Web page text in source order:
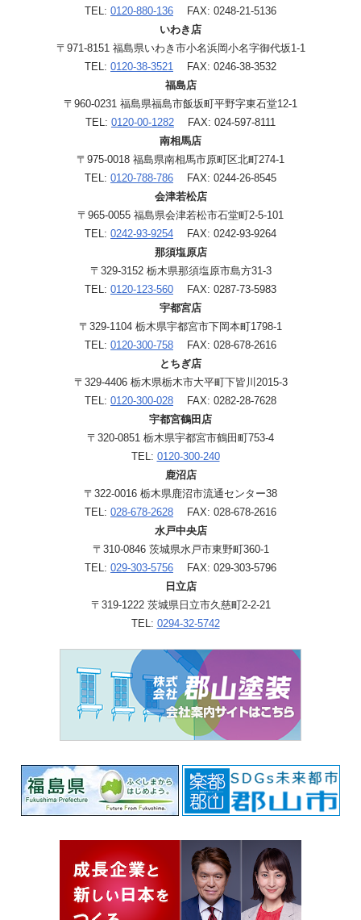
TEL: 0120-880-136 FAX: 0248-21-5136
いわき店
〒971-8151 福島県いわき市小名浜岡小名字御代坂1-1
TEL: 0120-38-3521 FAX: 0246-38-3532
福島店
〒960-0231 福島県福島市飯坂町平野字東石堂12-1
TEL: 0120-00-1282 FAX: 024-597-8111
南相馬店
〒975-0018 福島県南相馬市原町区北町274-1
TEL: 0120-788-786 FAX: 0244-26-8545
会津若松店
〒965-0055 福島県会津若松市石堂町2-5-101
TEL: 0242-93-9254 FAX: 0242-93-9264
那須塩原店
〒329-3152 栃木県那須塩原市島方31-3
TEL: 0120-123-560 FAX: 0287-73-5983
宇都宮店
〒329-1104 栃木県宇都宮市下岡本町1798-1
TEL: 0120-300-758 FAX: 028-678-2616
とちぎ店
〒329-4406 栃木県栃木市大平町下皆川2015-3
TEL: 0120-300-028 FAX: 0282-28-7628
宇都宮鶴田店
〒320-0851 栃木県宇都宮市鶴田町753-4
TEL: 0120-300-240
鹿沼店
〒322-0016 栃木県鹿沼市流通センター38
TEL: 028-678-2628 FAX: 028-678-2616
水戸中央店
〒310-0846 茨城県水戸市東野町360-1
TEL: 029-303-5756 FAX: 029-303-5796
日立店
〒319-1222 茨城県日立市久慈町2-2-21
TEL: 0294-32-5742